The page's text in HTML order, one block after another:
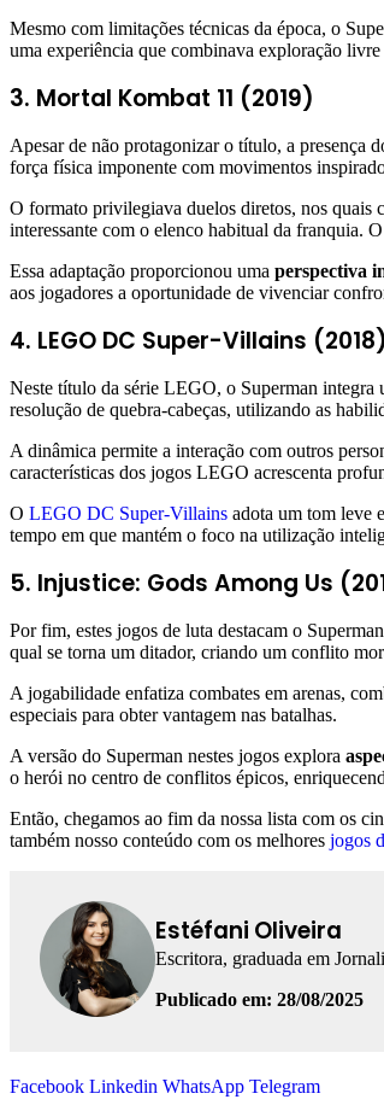
Mesmo com limitações técnicas da época, o
uma experiência que combinava exploração
3. Mortal Kombat 11 (2019)
Apesar de não protagonizar o título, a presença
força física imponente com movimentos
O formato privilegiava duelos diretos, nos quais
interessante com o elenco habitual da franquia.
Essa adaptação proporcionou uma perspectiva
aos jogadores a oportunidade de vivenciar
4. LEGO DC Super-Villains (2018)
Neste título da série LEGO, o Superman integra
resolução de quebra-cabeças, utilizando as
A dinâmica permite a interação com outros
características dos jogos LEGO acrescenta
O LEGO DC Super-Villains adota um tom leve
tempo em que mantém o foco na utilização
5. Injustice: Gods Among Us
Por fim, estes jogos de luta destacam o
qual se torna um ditador, criando um conflito
A jogabilidade enfatiza combates em arenas,
especiais para obter vantagem nas batalhas.
A versão do Superman nestes jogos explora
o herói no centro de conflitos épicos,
Então, chegamos ao fim da nossa lista com os
também nosso conteúdo com os melhores jogos
Estéfani Oliveira
Escritora, graduada em
Publicado em: 28/08/2025
Facebook Linkedin WhatsApp Telegram